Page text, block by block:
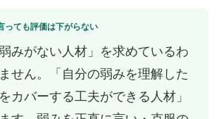
っても評価は下がらない
みがない人材」を求めているわ
せん。「自分の弱みを理解した
カバーする工夫ができる人材」